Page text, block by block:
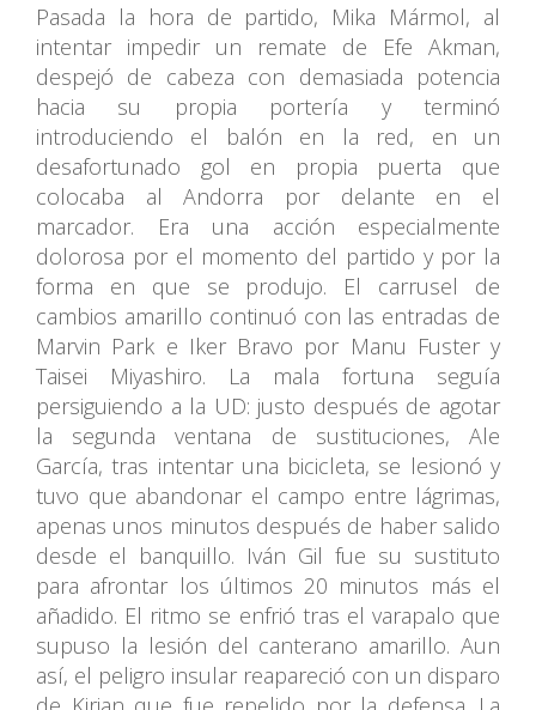
Pasada la hora de partido, Mika Mármol, al
intentar impedir un remate de Efe Akman,
despejó de cabeza con demasiada potencia
hacia su propia portería y terminó
introduciendo el balón en la red, en un
desafortunado gol en propia puerta que
colocaba al Andorra por delante en el
marcador. Era una acción especialmente
dolorosa por el momento del partido y por la
forma en que se produjo. El carrusel de
cambios amarillo continuó con las entradas de
Marvin Park e Iker Bravo por Manu Fuster y
Taisei Miyashiro. La mala fortuna seguía
persiguiendo a la UD: justo después de agotar
la segunda ventana de sustituciones, Ale
García, tras intentar una bicicleta, se lesionó y
tuvo que abandonar el campo entre lágrimas,
apenas unos minutos después de haber salido
desde el banquillo. Iván Gil fue su sustituto
para afrontar los últimos 20 minutos más el
añadido. El ritmo se enfrió tras el varapalo que
supuso la lesión del canterano amarillo. Aun
así, el peligro insular reapareció con un disparo